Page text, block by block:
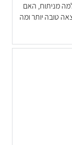
מניתוח, האם
טובה יותר ומה